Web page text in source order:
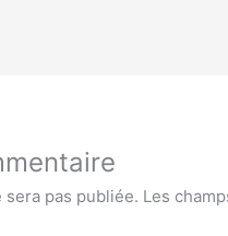
pas publiée. Les